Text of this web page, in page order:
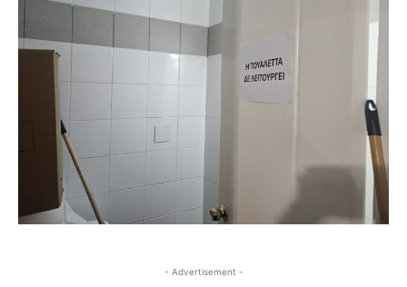
- Advertisement -